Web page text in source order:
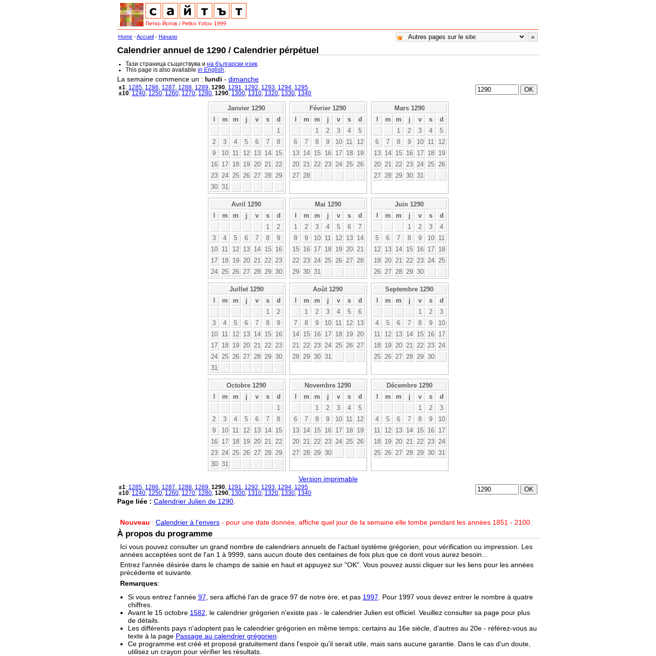
Home -Accueil - Начало
Calendrier annuel de 1290 / Calendrier pérpétuel
Тази страница съществува ина български език
This page is also availablein English
La semaine commence un : lundi - dimanche
±1: 1285 1286 1287 1288 1289 1290 1291 1292 1293 1294 1295
±10: 1240 1250 1260 1270 1280 1290 1300 1310 1320 1330 1340
Janvier 1290
l
m m j v s
d
1
2
3 4 5 6 7
8
9
10 11 12 13 14
15
16
17 18 19 20 21
22
23
24 25 26 27 28
29
30 31
Février 1290
l
m m j v s
d
1
2 3 4
5
6
7 8 9 10 11
12
13
14 15 16 17 18
19
20
21 22 23 24 25
26
27
28
Mars 1290
l
m m j v s
d
1
2 3 4
5
6
7 8 9 10 11
12
13
14 15 16 17 18
19
20
21 22 23 24 25
26
27
28 29 30 31
Avril 1290
l
m m j v s
d
1
2
3
4 5 6 7 8
9
10
11 12 13 14 15
16
17
18 19 20 21 22
23
24
25 26 27 28 29 30
Mai 1290
l
m m j v s
d
1
2 3 4 5 6
7
8
9 10 11 12 13
14
15
16 17 18 19 20
21
22
23 24 25 26 27
28
29 30 31
Juin 1290
l
m m j v s
d
1
2 3
4
5
6 7 8 9 10
11
12
13 14 15 16 17
18
19
20 21 22 23 24
25
26
27 28 29 30
Juillet 1290
l
m m j v s
d
1
2
3
4 5 6 7 8
9
10
11 12 13 14 15
16
17
18 19 20 21 22
23
24
25 26 27 28 29 30
31
Août 1290
l
m m j v s
d
1
2 3 4 5
6
7
8 9 10 11 12
13
14
15 16 17 18 19
20
21
22 23 24 25 26
27
28
29 30 31
Septembre 1290
l
m m j v s
d
1
2
3
4
5 6 7 8 9
10
11
12 13 14 15 16
17
18
19 20 21 22 23
24
25
26 27 28 29 30
Octobre 1290
l
m m j v s
d
1
2
3 4 5 6 7
8
9
10 11 12 13 14
15
16
17 18 19 20 21
22
23
24 25 26 27 28
29
30 31
Novembre 1290
l
m m j v s
d
1
2 3 4
5
6
7 8 9 10 11
12
13
14 15 16 17 18
19
20
21 22 23 24 25
26
27
28 29 30
Décembre 1290
l
m m j v s
d
1
2
3
4
5 6 7 8 9
10
11
12 13 14 15 16
17
18
19 20 21 22 23
24
25
26 27 28 29 30 31
Version imprimable
±1: 1285 1286 1287 1288 1289 1290 1291 1292 1293 1294 1295
±10: 1240 1250 1260 1270 1280 1290 1300 1310 1320 1330 1340
Page liée : Calendrier Julien de 1290
Nouveau : Calendrier à l'envers- pour une date donnée, affiche quel jour de la semaine elle tombe pendant les années 1851 - 2100.
À propos du programme
Ici vous pouvez consulter un grand nombre de calendriers annuels de l'actuel système grégorien, pour vérification ou impression. Les
années acceptées sont de l'an 1 à 9999, sans aucun doute des centaines de fois plus que ce dont vous aurez besoin...
Entrez l'année désirée dans le champs de saisie en haut et appuyez sur "OK". Vous pouvez aussi cliquer sur les liens pour les années
précédente et suivante.
Remarques:
Si vous entrez l'année 97 , sera affiché l'an de grace 97 de notre ère, et pas 1997 . Pour 1997 vous devez entrer le nombre à quatre
chiffres.
Avant le 15 octobre 1582 , le calendrier grégorien n'existe pas - le calendrier Julien est officiel. Veuillez consulter sa page pour plus
de détails.
Les différents pays n'adoptent pas le calendrier grégorien en même temps: certains au 16e siècle, d'autres au 20e - référez-vous au
texte à la page Passage au calendrier grégorien
Ce programme est créé et proposé gratuitement dans l'espoir qu'il serait utile, mais sans aucune garantie. Dans le cas d'un doute,
utilisez un crayon pour vérifier les résultats.